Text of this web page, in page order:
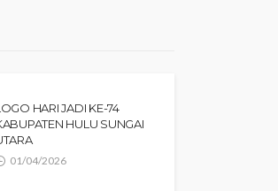
HARI JADI KE-74
HULU SUNGAI
01/04/2026